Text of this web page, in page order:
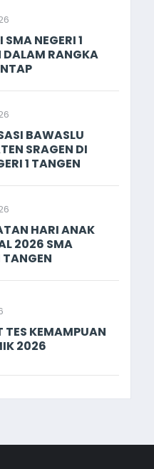
SMA NEGERI 1
DALAM RANGKA
BAWASLU
SRAGEN DI
1 TANGEN
HARI ANAK
2026 SMA
TANGEN
TES KEMAMPUAN
2026